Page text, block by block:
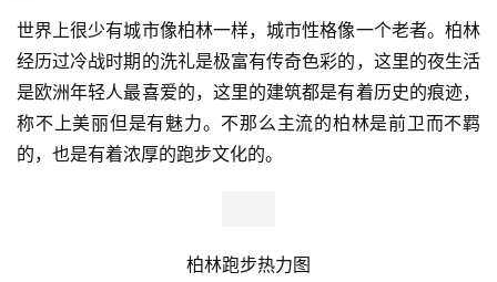
世界上很少有城市像柏林一样，城市性格像一个老者。柏林
经历过冷战时期的洗礼是极富有传奇色彩的，这里的夜生活
是欧洲年轻人最喜爱的，这里的建筑都是有着历史的痕迹，
称不上美丽但是有魅力。 不那么主流的柏林是前卫而不羁
的，也是有着浓厚的跑步文化的。